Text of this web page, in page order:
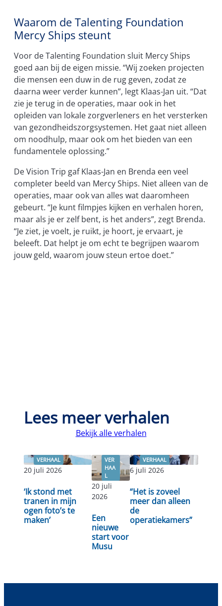
Waarom de Talenting Foundation
Mercy Ships steunt
Voor de Talenting Foundation sluit Mercy Ships
goed aan bij de eigen missie. “Wij zoeken projecten
die mensen een duw in de rug geven, zodat ze
daarna weer verder kunnen”, legt Klaas-Jan uit. “Dat
zie je terug in de operaties, maar ook in het
opleiden van lokale zorgverleners en het versterken
van gezondheidszorgsystemen. Het gaat niet alleen
om noodhulp, maar ook om het bieden van een
fundamentele oplossing.”
De Vision Trip gaf Klaas-Jan en Brenda een veel
completer beeld van Mercy Ships. Niet alleen van de
operaties, maar ook van alles wat daaromheen
gebeurt. “Je kunt filmpjes kijken en verhalen horen,
maar als je er zelf bent, is het anders”, zegt Brenda.
“Je ziet, je voelt, je ruikt, je hoort, je ervaart, je
beleeft. Dat helpt je om echt te begrijpen waarom
jouw geld, waarom jouw steun ertoe doet.”
Lees meer verhalen
Bekijk alle verhalen
VERHAAL
20 juli 2026
‘Ik stond met
tranen in mijn
ogen foto’s te
maken’
Lees verder
VER
HAA
L
20 juli
2026
Een
nieuwe
start voor
Musu
Lees
VERHAAL
6 juli 2026
“Het is zoveel
meer dan alleen
de
operatiekamers”
Lees verder